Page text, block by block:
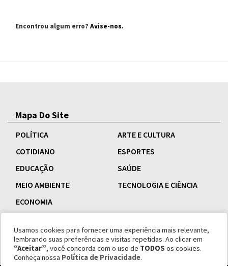
Encontrou algum erro? Avise-nos.
Mapa Do Site
POLÍTICA
ARTE E CULTURA
COTIDIANO
ESPORTES
EDUCAÇÃO
SAÚDE
MEIO AMBIENTE
TECNOLOGIA E CIÊNCIA
ECONOMIA
Usamos cookies para fornecer uma experiência mais relevante,
lembrando suas preferências e visitas repetidas. Ao clicar em
“Aceitar”, você concorda com o uso de TODOS os cookies.
Conheça nossa Política de Privacidade.